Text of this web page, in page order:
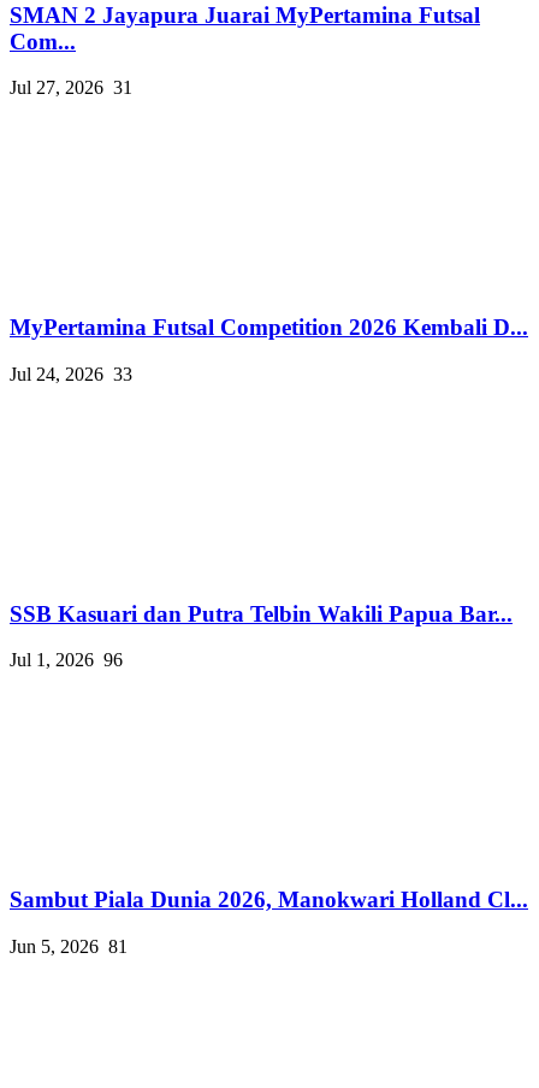
SMAN 2 Jayapura Juarai MyPertamina Futsal
Com...
Jul 27, 2026 31
MyPertamina Futsal Competition 2026 Kembali D...
Jul 24, 2026 33
SSB Kasuari dan Putra Telbin Wakili Papua Bar...
Jul 1, 2026 96
Sambut Piala Dunia 2026, Manokwari Holland Cl...
Jun 5, 2026 81